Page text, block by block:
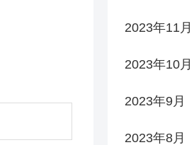
2023年11月
2023年10月
2023年9月
2023年8月